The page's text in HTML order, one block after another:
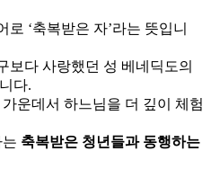
로 ‘축복받은 자’라는 뜻입니
보다 사랑했던 성 베네딕도의
다.
운데서 하느님을 더 깊이 체험
축복받은 청년들과 동행하는